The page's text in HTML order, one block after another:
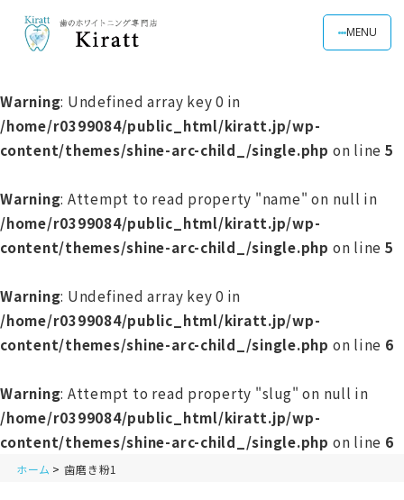
MENU
Warning: Undefined array key 0 in
/home/r0399084/public_html/kiratt.jp/wp-
content/themes/shine-arc-child_/single.php on line 5
Warning: Attempt to read property "name" on null in
/home/r0399084/public_html/kiratt.jp/wp-
content/themes/shine-arc-child_/single.php on line 5
Warning: Undefined array key 0 in
/home/r0399084/public_html/kiratt.jp/wp-
content/themes/shine-arc-child_/single.php on line 6
Warning: Attempt to read property "slug" on null in
/home/r0399084/public_html/kiratt.jp/wp-
content/themes/shine-arc-child_/single.php on line 6
ホーム 歯磨き粉1